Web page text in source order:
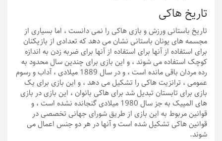
تاریخ هاکی
تاریخ باستانی ورزش و بازی هاکی را نمی دانست ، اما بسیاری از
مجسمه های یونان باستانی نشان می دهد که تعدادی از بازیکنان
برای استفاده از آنها برای استفاده از آنها برای ضربه زدن به اندازه
کوچک استفاده می شوند ، و این بازی برای چندین سال محدود به
رده مردان باقی مانده است ، و در سال 1889 میلادی ، آداب و رسوم
عمومی ، ترانزیت هاکی را تشکیل می دهد ، و این بازی برای یک
بازی برای تابستان تبدیل شد برای هاکی بانوان ، این بازی در بازی
های المپیک به جز سال 1980 میلادی گنجانده نشده است ، و
قوانین مربوط به این بازی از طریق شورای جهانی تخصصی در
قوانین هاکی تشکیل شده است و آنها در هر دو جنس اعمال می
شوند.